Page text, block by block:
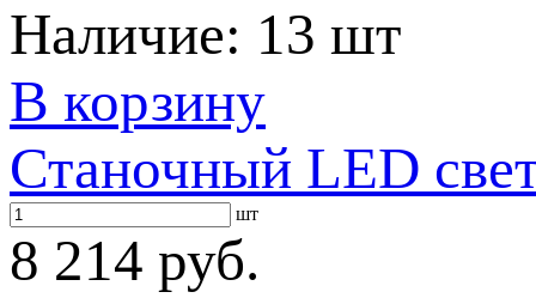
Наличие: 13 шт
В корзину
Станочный LED
шт
8 214 руб.